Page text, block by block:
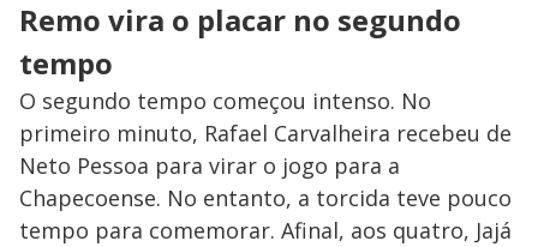
Remo vira o placar no segundo
tempo
O segundo tempo começou intenso. No
primeiro minuto, Rafael Carvalheira recebeu de
Neto Pessoa para virar o jogo para a
Chapecoense. No entanto, a torcida teve pouco
tempo para comemorar. Afinal, aos quatro, Jajá